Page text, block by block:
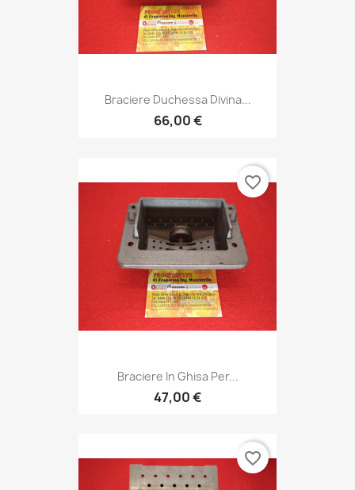
Braciere Duchessa Divina...
66,00 €
Braciere In Ghisa Per...
47,00 €
favorite_border
favorite_border